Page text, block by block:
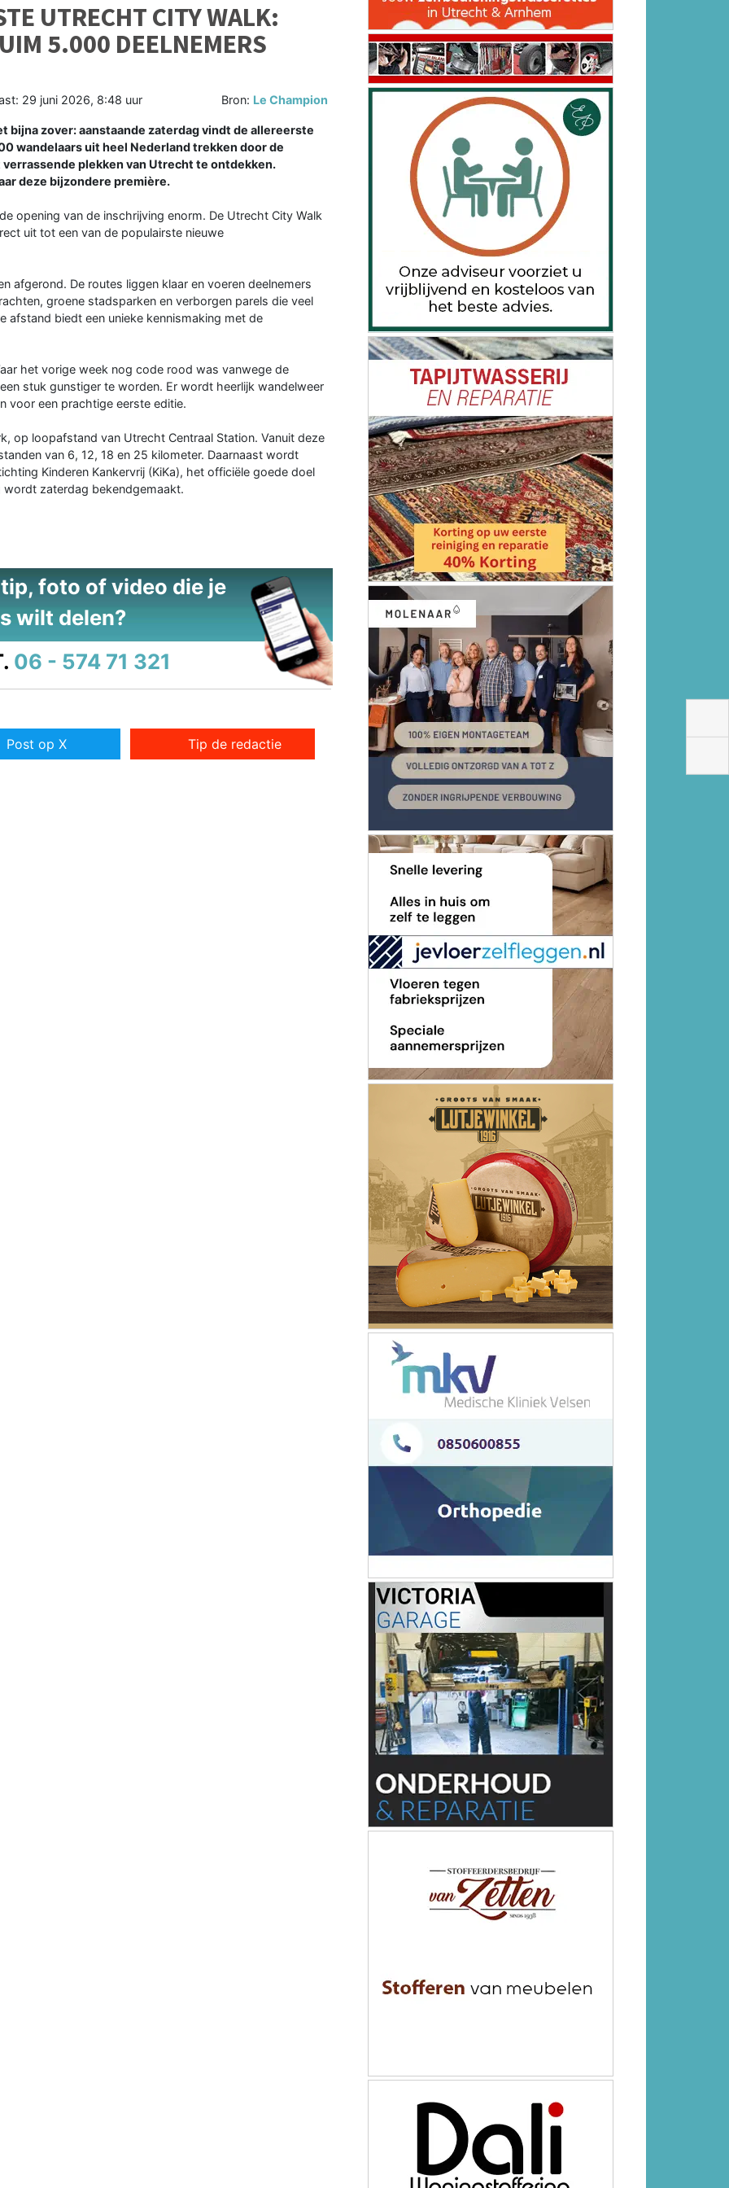
UTRECHT CITY WALK:
5.000 DEELNEMERS
29 juni 2026, 8:48 uur Bron: Le Champion
bijna zover: aanstaande zaterdag vindt de allereerste
wandelaars uit heel Nederland trekken door de
plekken van Utrecht te ontdekken.
deze bijzondere première.
opening van de inschrijving enorm. De Utrecht City Walk
uit tot een van de populairste nieuwe
afgerond. De routes liggen klaar en voeren deelnemers
groene stadsparken en verborgen parels die veel
afstand biedt een unieke kennismaking met de
het vorige week nog code rood was vanwege de
stuk gunstiger te worden. Er wordt heerlijk wandelweer
voor een prachtige eerste editie.
op loopafstand van Utrecht Centraal Station. Vanuit deze
van 6, 12, 18 en 25 kilometer. Daarnaast wordt
Kinderen Kankervrij (KiKa), het officiële goede doel
zaterdag bekendgemaakt.
foto of video die je
wilt delen?
06 - 574 71 321
Post op X Tip de redactie